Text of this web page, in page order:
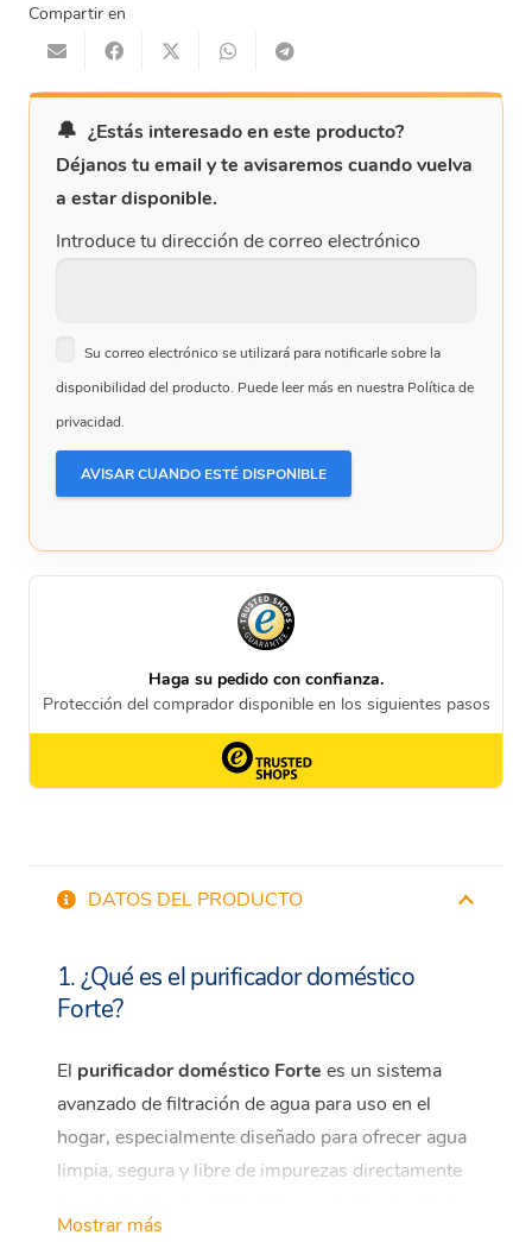
Compartir en
¿Estás interesado en este producto?
Déjanos tu email y te avisaremos cuando vuelva
a estar disponible.
Introduce tu dirección de correo electrónico
Su correo electrónico se utilizará para notificarle sobre la
disponibilidad del producto. Puede leer más en nuestra Política de
privacidad.
DATOS DEL PRODUCTO
1. ¿Qué es el purificador doméstico
Forte?
El purificador doméstico Forte es un sistema
avanzado de filtración de agua para uso en el
hogar, especialmente diseñado para ofrecer agua
limpia, segura y libre de impurezas directamente
Mostrar más